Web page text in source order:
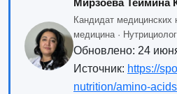
Мирзоева Теймина
Кандидат медицинских
медицина ·
Обновлено: 24
Источник: https://
nutrition/amino-